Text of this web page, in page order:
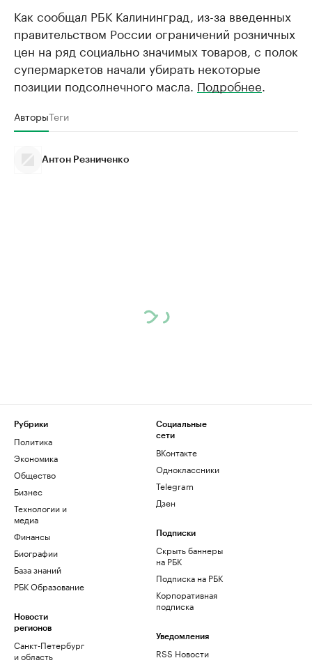
Как сообщал РБК Калининград, из-за введенных
правительством России ограничений розничных
цен на ряд социально значимых товаров, с полок
супермаркетов начали убирать некоторые
позиции подсолнечного масла. Подробнее
АвторыТеги
Антон Резниченко
Рубрики
Политика
Экономика
Общество
Бизнес
Технологии и
медиа
Финансы
Биографии
База знаний
РБК Образование
Новости
регионов
Санкт-Петербург
и область
Социальные
сети
ВКонтакте
Одноклассники
Telegram
Дзен
Подписки
Скрыть баннеры
на РБК
Подписка на РБК
Корпоративная
подписка
Уведомления
RSS Новости